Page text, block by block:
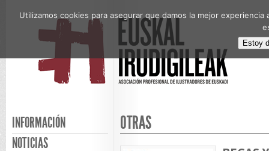
INFORMACIÓN
NOTICIAS
OTRAS
Utilizamos cookies para asegurar que damos la mejor
Estoy